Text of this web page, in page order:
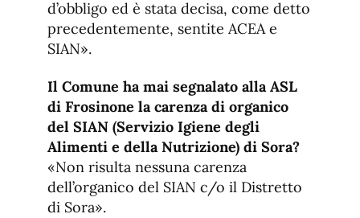
d’obbligo ed è stata decisa, come detto
precedentemente, sentite ACEA e
SIAN».
Il Comune ha mai segnalato alla ASL
di Frosinone la carenza di organico
del SIAN (Servizio Igiene degli
Alimenti e della Nutrizione) di Sora?
«Non risulta nessuna carenza
dell’organico del SIAN c/o il Distretto
di Sora».